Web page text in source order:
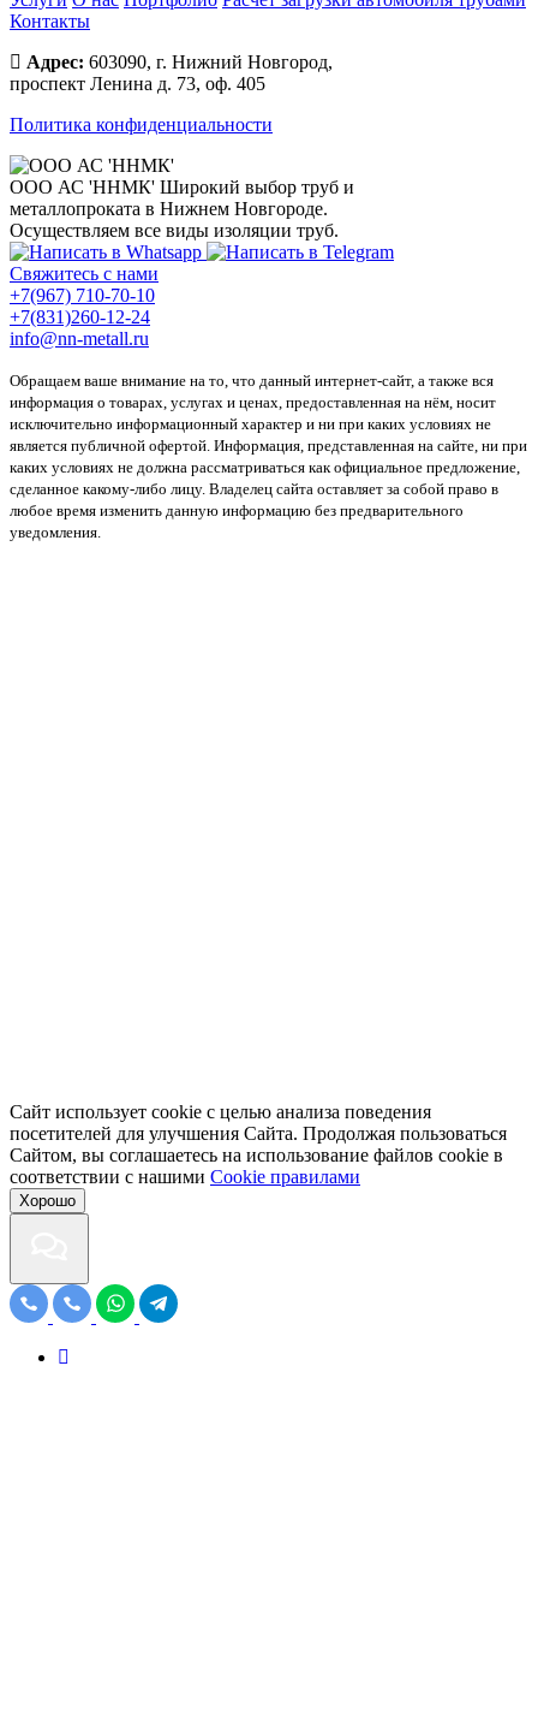
Контакты
Адрес: 603090, г. Нижний Новгород,
проспект Ленина д. 73, оф. 405
Политика конфиденциальности
ООО АС 'ННМК' Широкий выбор труб и
металлопроката в Нижнем Новгороде.
Осуществляем все виды изоляции труб.
Свяжитесь с нами
+7(967) 710-70-10
+7(831)260-12-24
info@nn-metall.ru
Обращаем ваше внимание на то, что данный интернет-сайт, а также вся
информация о товарах, услугах и ценах, предоставленная на нём, носит
исключительно информационный характер и ни при каких условиях не
является публичной офертой. Информация, представленная на сайте, ни при
каких условиях не должна рассматриваться как официальное предложение,
сделанное какому-либо лицу. Владелец сайта оставляет за собой право в
любое время изменить данную информацию без предварительного
уведомления.
Сайт использует cookie с целью анализа поведения
посетителей для улучшения Сайта. Продолжая пользоваться
Сайтом, вы соглашаетесь на использование файлов cookie в
соответствии с нашими Cookiе правилами
Хорошо